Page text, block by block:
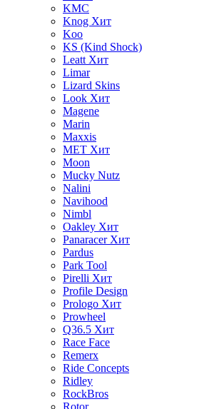
KMC
Knog Хит
Koo
KS (Kind Shock)
Leatt Хит
Limar
Lizard Skins
Look Хит
Magene
Marin
Maxxis
MET Хит
Moon
Mucky Nutz
Nalini
Navihood
Nimbl
Oakley Хит
Panaracer Хит
Pardus
Park Tool
Pirelli Хит
Profile Design
Prologo Хит
Prowheel
Q36.5 Хит
Race Face
Remerx
Ride Concepts
Ridley
RockBros
Rotor